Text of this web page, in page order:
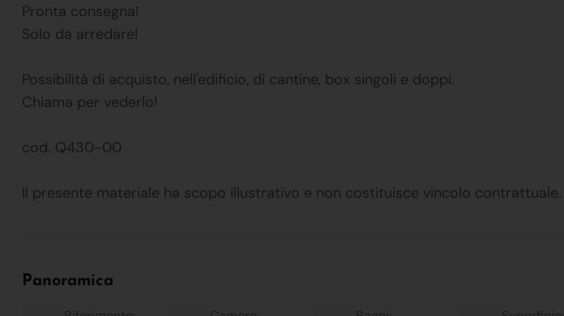
Pronta consegna!
Solo da arredare!
Possibilità di acquisto, nell'edificio, di cantine, box singoli e doppi.
Chiama per vederlo!
cod. Q430-00
Il presente materiale ha scopo illustrativo e non costituisce vincolo contrattuale.
Panoramica